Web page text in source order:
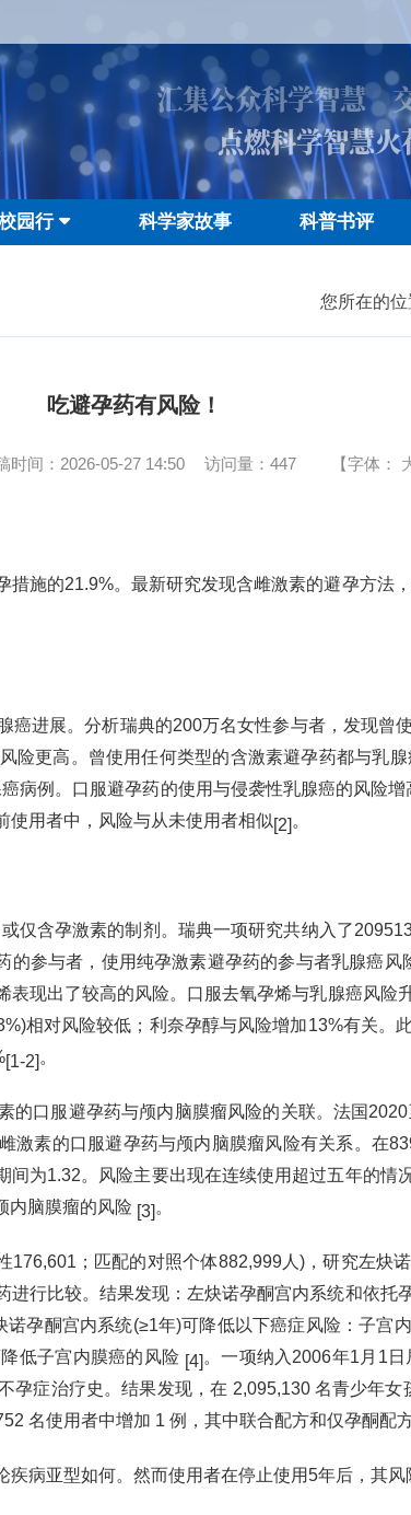
汇集公众科学智慧
点燃科学智慧
园行 科学家故事 科普书评
您所在的位
吃避孕药有风险！
时间：2026-05-27 14:50 访问量： 447 【字体：
施的21.9%。最新研究发现含雌激素的避孕方法
进展。分析瑞典的200万名女性参与者，发现曾
险更高。曾使用任何类型的含激素避孕药都与乳
病例。口服避孕药的使用与侵袭性乳腺癌的风险
使用者中，风险与从未使用者相似[2]。
仅含孕激素的制剂。瑞典一项研究共纳入了
参与者，使用纯孕激素避孕药的参与者乳腺癌
现出了较高的风险。口服去氧孕烯与乳腺癌风险
相对风险较低；利奈孕醇与风险增加13%有关。
[1-2]。
的口服避孕药与颅内脑膜瘤风险的关联。法国
激素的口服避孕药与颅内脑膜瘤风险有关系。在
为1.32。风险主要出现在连续使用超过五年的情
内脑膜瘤的风险 [3]。
；匹配的对照个体882,999人)，研究左炔
行比较。结果发现：左炔诺孕酮宫内系统和依托
孕酮宫内系统(≥1年)可降低以下癌症风险：子宫
低子宫内膜癌的风险 [4]。一项纳入2006年1月1
症治疗史。结果发现，在 2,095,130 名青少年
名使用者中增加 1 例，其中联合配方和仅孕酮配
病亚型如何。然而使用者在停止使用5年后，其风